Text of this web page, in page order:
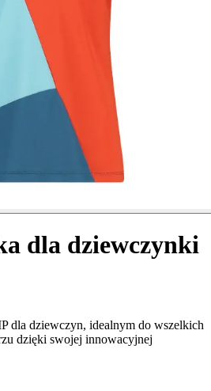
dla dziewczynki
dla dziewczyn, idealnym do wszelkich
dzięki swojej innowacyjnej